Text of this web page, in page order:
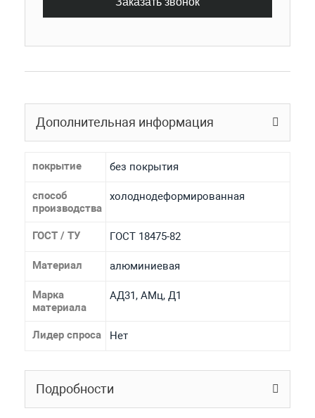
Дополнительная информация
покрытие без покрытия
способ
производства
холоднодеформированная
ГОСТ / ТУ ГОСТ 18475-82
Материал алюминиевая
Марка
материала
АД31, АМц, Д1
Лидер спроса Нет
Подробности